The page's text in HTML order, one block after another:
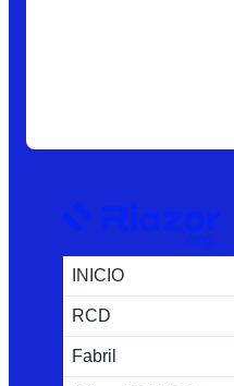
INICIO
RCD
Fabril